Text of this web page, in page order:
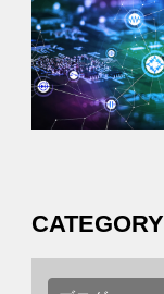
CATEGORY